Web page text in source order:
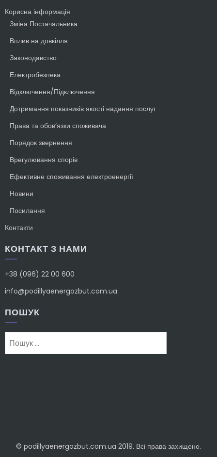
Корисна інформація
Зміна Постачальника
Вплив на довкілля
Законодавство
Електробезпека
Відключення/Підключення
Дотримання показників якості надання послуг
Права та обов‘язки споживача
Порядок звернення
Врегулювання спорів
Ефективне споживання електроенергії
Новини
Посилання
Контакти
КОНТАКТ З НАМИ
+38 (096) 22 00 600
info@podillyaenergozbut.com.ua
ПОШУК
Пошук:
© podillyaenergozbut.com.ua 2019. Всі права захищено.